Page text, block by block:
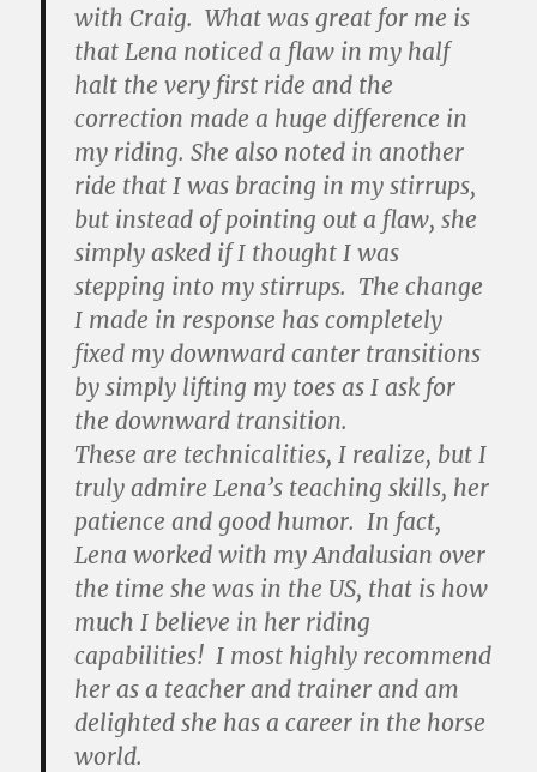
with Craig. What was great for me is
that Lena noticed a flaw in my half
halt the very first ride and the
correction made a huge difference in
my riding. She also noted in another
ride that I was bracing in my stirrups,
but instead of pointing out a flaw, she
simply asked if I thought I was
stepping into my stirrups. The change
I made in response has completely
fixed my downward canter transitions
by simply lifting my toes as I ask for
the downward transition.
These are technicalities, I realize, but I
truly admire Lena’s teaching skills, her
patience and good humor. In fact,
Lena worked with my Andalusian over
the time she was in the US, that is how
much I believe in her riding
capabilities! I most highly recommend
her as a teacher and trainer and am
delighted she has a career in the horse
world.